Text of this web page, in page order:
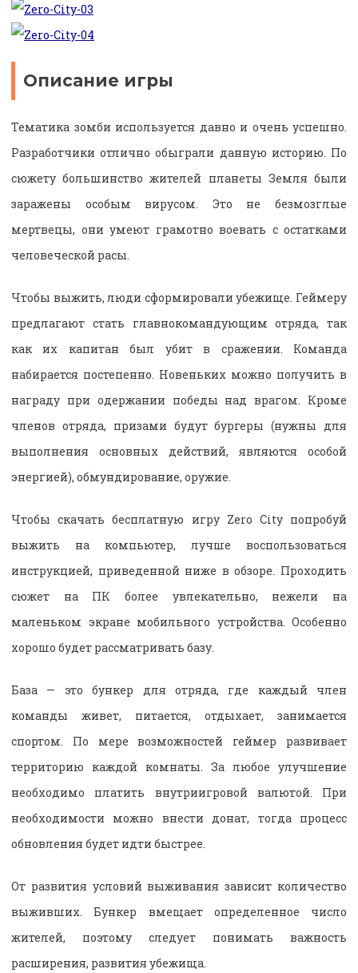
Описание игры
Тематика зомби используется давно и очень успешно.
Разработчики отлично обыграли данную историю. По
сюжету большинство жителей планеты Земля были
заражены особым вирусом. Это не безмозглые
мертвецы, они умеют грамотно воевать с остатками
человеческой расы.
Чтобы выжить, люди сформировали убежище. Геймеру
предлагают стать главнокомандующим отряда, так
как их капитан был убит в сражении. Команда
набирается постепенно. Новеньких можно получить в
награду при одержании победы над врагом. Кроме
членов отряда, призами будут бургеры (нужны для
выполнения основных действий, являются особой
энергией), обмундирование, оружие.
Чтобы скачать бесплатную игру Zero City попробуй
выжить на компьютер, лучше воспользоваться
инструкцией, приведенной ниже в обзоре. Проходить
сюжет на ПК более увлекательно, нежели на
маленьком экране мобильного устройства. Особенно
хорошо будет рассматривать базу.
База — это бункер для отряда, где каждый член
команды живет, питается, отдыхает, занимается
спортом. По мере возможностей геймер развивает
территорию каждой комнаты. За любое улучшение
необходимо платить внутриигровой валютой. При
необходимости можно внести донат, тогда процесс
обновления будет идти быстрее.
От развития условий выживания зависит количество
выживших. Бункер вмещает определенное число
жителей, поэтому следует понимать важность
расширения, развития убежища.